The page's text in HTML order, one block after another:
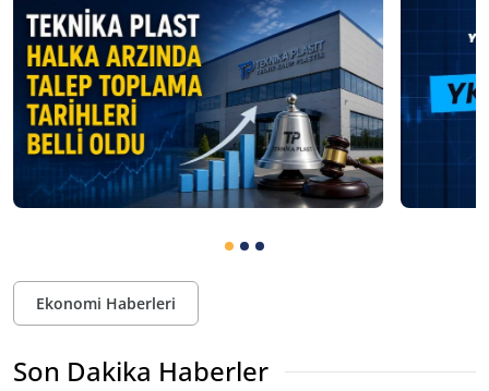
Ekonomi Haberleri
Son Dakika Haberler